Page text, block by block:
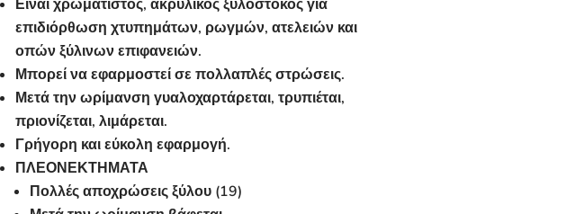
Είναι χρωματιστός, ακρυλικός ξυλόστοκος για
επιδιόρθωση χτυπημάτων, ρωγμών, ατελειών και
οπών ξύλινων επιφανειών.
Μπορεί να εφαρμοστεί σε πολλαπλές στρώσεις.
Μετά την ωρίμανση γυαλοχαρτάρεται, τρυπιέται,
πριονίζεται, λιμάρεται.
Γρήγορη και εύκολη εφαρμογή.
ΠΛΕΟΝΕΚΤΗΜΑΤΑ
Πολλές αποχρώσεις ξύλου (19)